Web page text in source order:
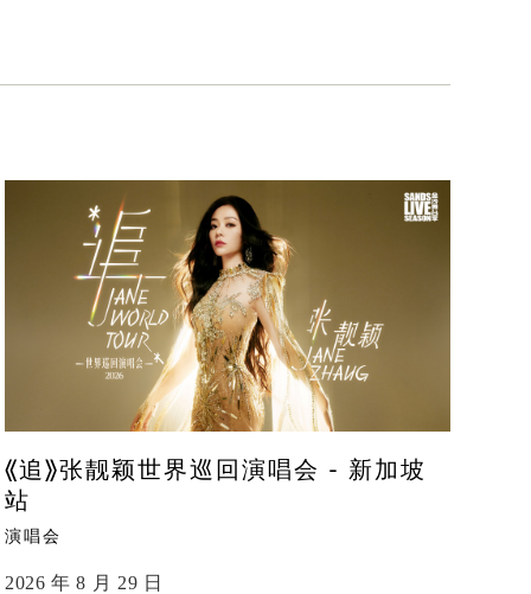
《追》张靓颖世界巡回演唱会 - 新加坡
站
演唱会
2026 年 8 月 29 日